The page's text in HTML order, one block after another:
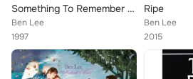
Something To Remember Me By
Ben Lee
1997
Ripe
Ben Lee
2015